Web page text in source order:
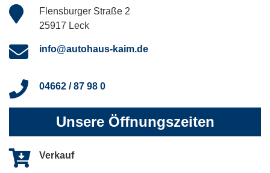
Flensburger Straße 2
25917 Leck
info@autohaus-kaim.de
04662 / 87 98 0
Unsere Öffnungszeiten
Verkauf